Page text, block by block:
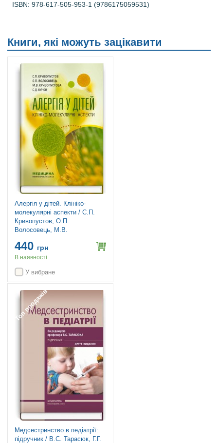
ISBN: 978-617-505-953-1 (9786175059531)
Книги, які можуть зацікавити
Алергія у дітей. Клініко-
молекулярні аспекти / С.П.
Кривопустов, О.П.
Волосовець, М.В.
440 грн
В наявності
У вибране
Топ продажів
Медсестринство в педіатрії:
підручник / В.С. Тарасюк, Г.Г.